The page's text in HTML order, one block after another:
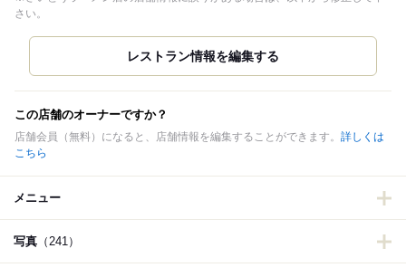
さい。
この店舗のオーナーですか？
店舗会員（無料）になると、店舗情報を編集することができます。 詳しくは
こちら
メニュー
写真 （241）